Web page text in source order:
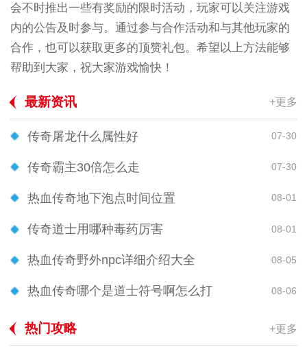
会不时推出一些有奖励的限时活动，玩家可以关注游戏
内的公告及时参与。通过参与合作活动和与其他玩家的
合作，也可以获取更多的顶赞礼包。希望以上方法能够
帮助到大家，祝大家游戏愉快！
最新资讯 +更多
传奇屠龙什么属性好 07-30
传奇霸主30倍怎么走 07-30
热血传奇地下泡点时间位置 08-01
传奇道士用哪种毒药厉害 08-01
热血传奇野外npc详细介绍大全 08-05
热血传奇哪个是道士符号啊怎么打 08-06
热门攻略 +更多